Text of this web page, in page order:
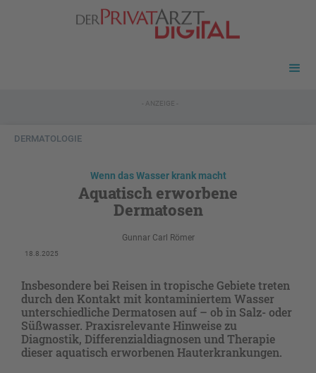
- ANZEIGE -
DERMATOLOGIE
Wenn das Wasser krank macht
Aquatisch erworbene
Dermatosen
Gunnar Carl Römer
18.8.2025
Insbesondere bei Reisen in tropische Gebiete treten
durch den Kontakt mit kontaminiertem Wasser
unterschiedliche Dermatosen auf – ob in Salz- oder
Süßwasser. Praxisrelevante Hinweise zu
Diagnostik, Differenzialdiagnosen und Therapie
dieser aquatisch erworbenen Hauterkrankungen.